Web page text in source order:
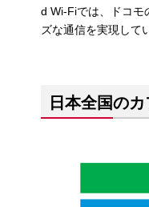
d Wi-Fiでは、ドコモ
ズな通信を実現して
日本全国の